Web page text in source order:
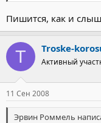
Пишится, как и
T Troske-
Активный
11 Сен 2008
Эрвин Роммель